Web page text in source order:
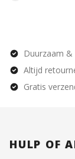
Duurzaam &
Altijd
Gratis
HULP OF